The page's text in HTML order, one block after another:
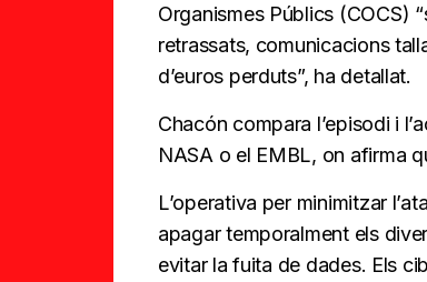
Organismes Públics (COCS)
retrassats, comunicacions
d’euros perduts”, ha detallat.
Chacón compara l’episodi i
NASA o el EMBL, on afirma
L’operativa per minimitzar
apagar temporalment els
evitar la fuita de dades. Els